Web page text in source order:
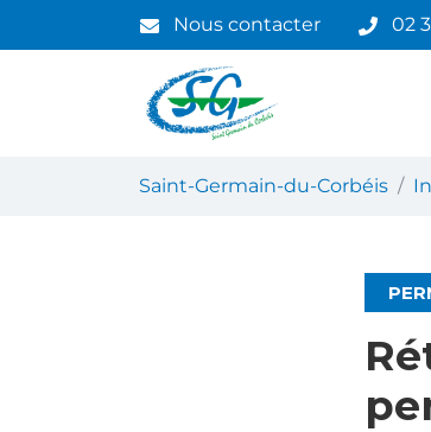
au
Nous contacter 02
Saint-Germain-du-
Saint-Germain-du-Corbéis